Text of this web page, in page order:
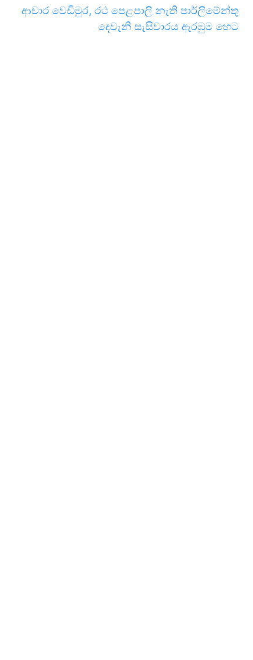
ආචාර වෙඩිමුර, රථ පෙළපාලි නැති පාර්ලිමේන්තු
දෙවැනි සැසිවාරය ඇරඹුම හෙට